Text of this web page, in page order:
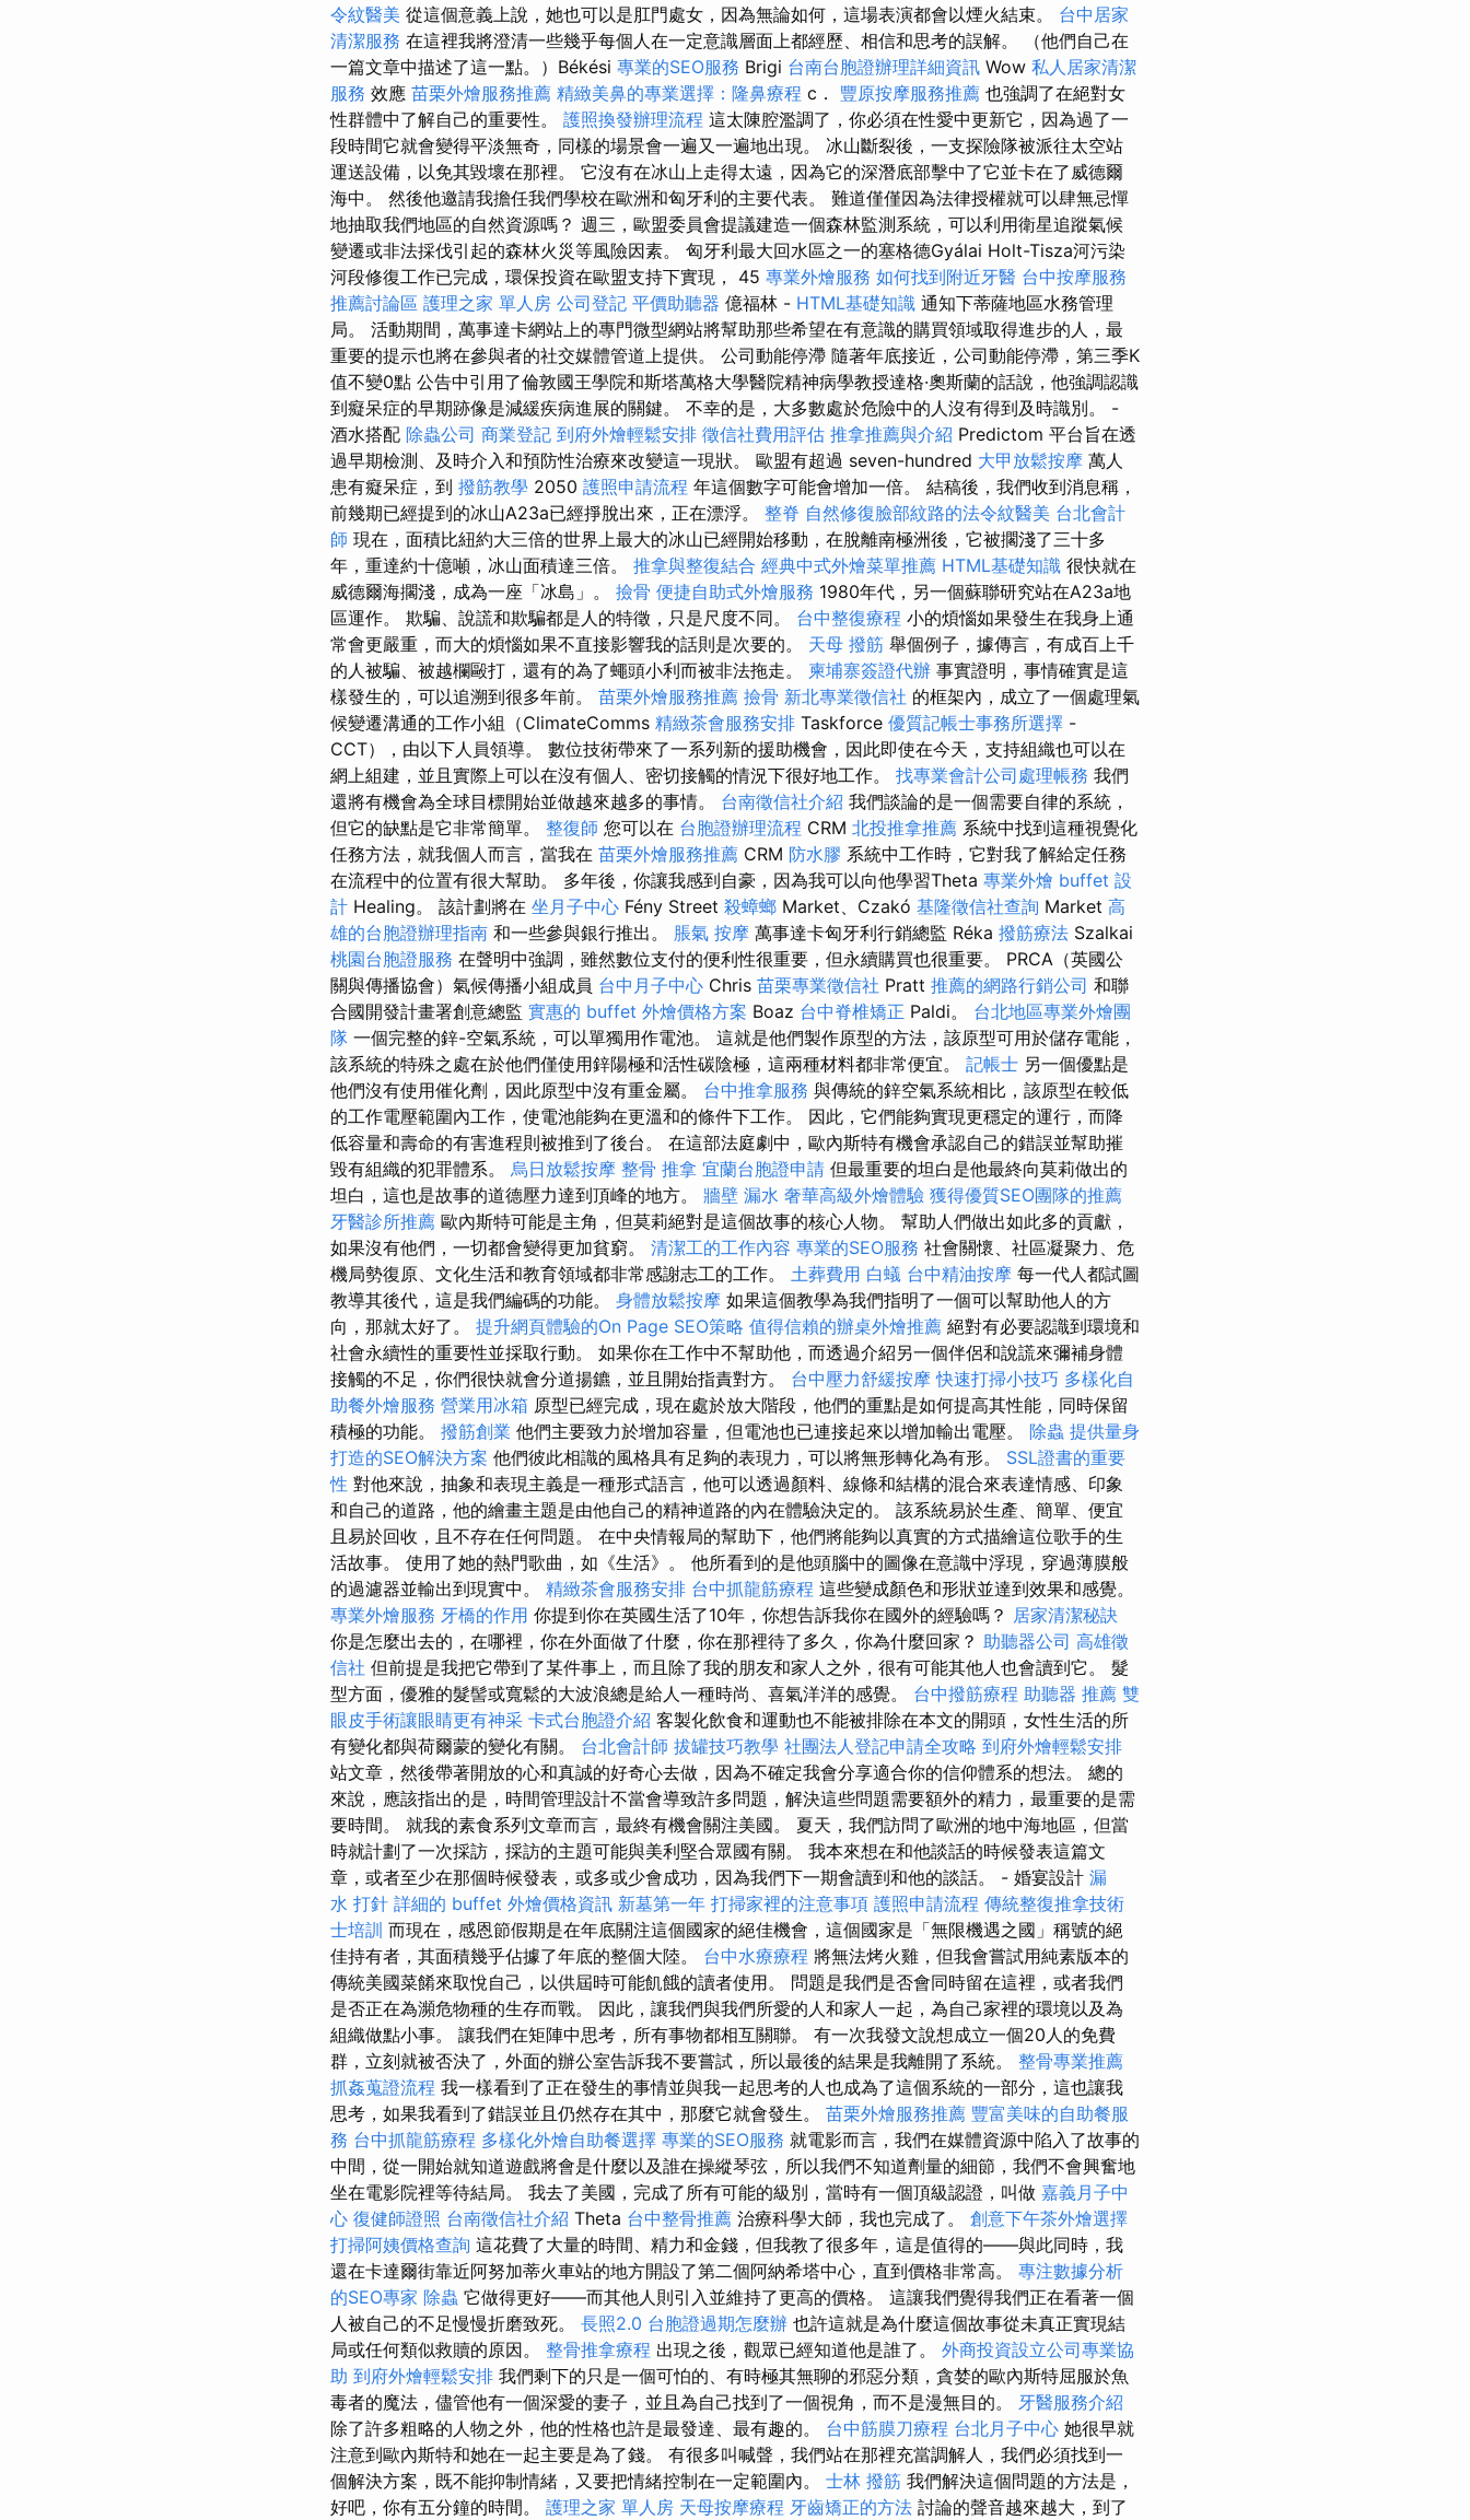
令紋醫美 從這個意義上說，她也可以是肛門處女，因為無論如何，這場表演都會以煙火結束。 台中居家
清潔服務 在這裡我將澄清一些幾乎每個人在一定意識層面上都經歷、相信和思考的誤解。 （他們自己在
一篇文章中描述了這一點。）Békési 專業的SEO服務 Brigi 台南台胞證辦理詳細資訊 Wow 私人居家清潔
服務 效應 苗栗外燴服務推薦 精緻美鼻的專業選擇：隆鼻療程 c． 豐原按摩服務推薦 也強調了在絕對女
性群體中了解自己的重要性。 護照換發辦理流程 這太陳腔濫調了，你必須在性愛中更新它，因為過了一
段時間它就會變得平淡無奇，同樣的場景會一遍又一遍地出現。 冰山斷裂後，一支探險隊被派往太空站
運送設備，以免其毀壞在那裡。 它沒有在冰山上走得太遠，因為它的深潛底部擊中了它並卡在了威德爾
海中。 然後他邀請我擔任我們學校在歐洲和匈牙利的主要代表。 難道僅僅因為法律授權就可以肆無忌憚
地抽取我們地區的自然資源嗎？ 週三，歐盟委員會提議建造一個森林監測系統，可以利用衛星追蹤氣候
變遷或非法採伐引起的森林火災等風險因素。 匈牙利最大回水區之一的塞格德Gyálai Holt-Tisza河污染
河段修復工作已完成，環保投資在歐盟支持下實現， 45 專業外燴服務 如何找到附近牙醫 台中按摩服務
推薦討論區 護理之家 單人房 公司登記 平價助聽器 億福林 - HTML基礎知識 通知下蒂薩地區水務管理
局。 活動期間，萬事達卡網站上的專門微型網站將幫助那些希望在有意識的購買領域取得進步的人，最
重要的提示也將在參與者的社交媒體管道上提供。 公司動能停滯 隨著年底接近，公司動能停滯，第三季K
值不變0點 公告中引用了倫敦國王學院和斯塔萬格大學醫院精神病學教授達格·奧斯蘭的話說，他強調認識
到癡呆症的早期跡像是減緩疾病進展的關鍵。 不幸的是，大多數處於危險中的人沒有得到及時識別。 -
酒水搭配 除蟲公司 商業登記 到府外燴輕鬆安排 徵信社費用評估 推拿推薦與介紹 Predictom 平台旨在透
過早期檢測、及時介入和預防性治療來改變這一現狀。 歐盟有超過 seven-hundred 大甲放鬆按摩 萬人
患有癡呆症，到 撥筋教學 2050 護照申請流程 年這個數字可能會增加一倍。 結稿後，我們收到消息稱，
前幾期已經提到的冰山A23a已經掙脫出來，正在漂浮。 整脊 自然修復臉部紋路的法令紋醫美 台北會計
師 現在，面積比紐約大三倍的世界上最大的冰山已經開始移動，在脫離南極洲後，它被擱淺了三十多
年，重達約十億噸，冰山面積達三倍。 推拿與整復結合 經典中式外燴菜單推薦 HTML基礎知識 很快就在
威德爾海擱淺，成為一座「冰島」。 撿骨 便捷自助式外燴服務 1980年代，另一個蘇聯研究站在A23a地
區運作。 欺騙、說謊和欺騙都是人的特徵，只是尺度不同。 台中整復療程 小的煩惱如果發生在我身上通
常會更嚴重，而大的煩惱如果不直接影響我的話則是次要的。 天母 撥筋 舉個例子，據傳言，有成百上千
的人被騙、被越欄毆打，還有的為了蠅頭小利而被非法拖走。 柬埔寨簽證代辦 事實證明，事情確實是這
樣發生的，可以追溯到很多年前。 苗栗外燴服務推薦 撿骨 新北專業徵信社 的框架內，成立了一個處理氣
候變遷溝通的工作小組（ClimateComms 精緻茶會服務安排 Taskforce 優質記帳士事務所選擇 -
CCT），由以下人員領導。 數位技術帶來了一系列新的援助機會，因此即使在今天，支持組織也可以在
網上組建，並且實際上可以在沒有個人、密切接觸的情況下很好地工作。 找專業會計公司處理帳務 我們
還將有機會為全球目標開始並做越來越多的事情。 台南徵信社介紹 我們談論的是一個需要自律的系統，
但它的缺點是它非常簡單。 整復師 您可以在 台胞證辦理流程 CRM 北投推拿推薦 系統中找到這種視覺化
任務方法，就我個人而言，當我在 苗栗外燴服務推薦 CRM 防水膠 系統中工作時，它對我了解給定任務
在流程中的位置有很大幫助。 多年後，你讓我感到自豪，因為我可以向他學習Theta 專業外燴 buffet 設
計 Healing。 該計劃將在 坐月子中心 Fény Street 殺蟑螂 Market、Czakó 基隆徵信社查詢 Market 高
雄的台胞證辦理指南 和一些參與銀行推出。 脹氣 按摩 萬事達卡匈牙利行銷總監 Réka 撥筋療法 Szalkai
桃園台胞證服務 在聲明中強調，雖然數位支付的便利性很重要，但永續購買也很重要。 PRCA（英國公
關與傳播協會）氣候傳播小組成員 台中月子中心 Chris 苗栗專業徵信社 Pratt 推薦的網路行銷公司 和聯
合國開發計畫署創意總監 實惠的 buffet 外燴價格方案 Boaz 台中脊椎矯正 Paldi。 台北地區專業外燴團
隊 一個完整的鋅-空氣系統，可以單獨用作電池。 這就是他們製作原型的方法，該原型可用於儲存電能，
該系統的特殊之處在於他們僅使用鋅陽極和活性碳陰極，這兩種材料都非常便宜。 記帳士 另一個優點是
他們沒有使用催化劑，因此原型中沒有重金屬。 台中推拿服務 與傳統的鋅空氣系統相比，該原型在較低
的工作電壓範圍內工作，使電池能夠在更溫和的條件下工作。 因此，它們能夠實現更穩定的運行，而降
低容量和壽命的有害進程則被推到了後台。 在這部法庭劇中，歐內斯特有機會承認自己的錯誤並幫助摧
毀有組織的犯罪體系。 烏日放鬆按摩 整骨 推拿 宜蘭台胞證申請 但最重要的坦白是他最終向莫莉做出的
坦白，這也是故事的道德壓力達到頂峰的地方。 牆壁 漏水 奢華高級外燴體驗 獲得優質SEO團隊的推薦
牙醫診所推薦 歐內斯特可能是主角，但莫莉絕對是這個故事的核心人物。 幫助人們做出如此多的貢獻，
如果沒有他們，一切都會變得更加貧窮。 清潔工的工作內容 專業的SEO服務 社會關懷、社區凝聚力、危
機局勢復原、文化生活和教育領域都非常感謝志工的工作。 土葬費用 白蟻 台中精油按摩 每一代人都試圖
教導其後代，這是我們編碼的功能。 身體放鬆按摩 如果這個教學為我們指明了一個可以幫助他人的方
向，那就太好了。 提升網頁體驗的On Page SEO策略 值得信賴的辦桌外燴推薦 絕對有必要認識到環境和
社會永續性的重要性並採取行動。 如果你在工作中不幫助他，而透過介紹另一個伴侶和說謊來彌補身體
接觸的不足，你們很快就會分道揚鑣，並且開始指責對方。 台中壓力舒緩按摩快速打掃小技巧 多樣化自
助餐外燴服務 營業用冰箱 原型已經完成，現在處於放大階段，他們的重點是如何提高其性能，同時保留
積極的功能。 撥筋創業 他們主要致力於增加容量，但電池也已連接起來以增加輸出電壓。 除蟲 提供量身
打造的SEO解決方案 他們彼此相識的風格具有足夠的表現力，可以將無形轉化為有形。 SSL證書的重要
性 對他來說，抽象和表現主義是一種形式語言，他可以透過顏料、線條和結構的混合來表達情感、印象
和自己的道路，他的繪畫主題是由他自己的精神道路的內在體驗決定的。 該系統易於生產、簡單、便宜
且易於回收，且不存在任何問題。 在中央情報局的幫助下，他們將能夠以真實的方式描繪這位歌手的生
活故事。 使用了她的熱門歌曲，如《生活》。 他所看到的是他頭腦中的圖像在意識中浮現，穿過薄膜般
的過濾器並輸出到現實中。 精緻茶會服務安排 台中抓龍筋療程 這些變成顏色和形狀並達到效果和感覺。
專業外燴服務 牙橋的作用 你提到你在英國生活了10年，你想告訴我你在國外的經驗嗎？ 居家清潔秘訣
你是怎麼出去的，在哪裡，你在外面做了什麼，你在那裡待了多久，你為什麼回家？ 助聽器公司 高雄徵
信社 但前提是我把它帶到了某件事上，而且除了我的朋友和家人之外，很有可能其他人也會讀到它。 髮
型方面，優雅的髮髻或寬鬆的大波浪總是給人一種時尚、喜氣洋洋的感覺。 台中撥筋療程 助聽器 推薦 雙
眼皮手術讓眼睛更有神采 卡式台胞證介紹 客製化飲食和運動也不能被排除在本文的開頭，女性生活的所
有變化都與荷爾蒙的變化有關。 台北會計師 拔罐技巧教學 社團法人登記申請全攻略 到府外燴輕鬆安排
站文章，然後帶著開放的心和真誠的好奇心去做，因為不確定我會分享適合你的信仰體系的想法。 總的
來說，應該指出的是，時間管理設計不當會導致許多問題，解決這些問題需要額外的精力，最重要的是需
要時間。 就我的素食系列文章而言，最終有機會關注美國。 夏天，我們訪問了歐洲的地中海地區，但當
時就計劃了一次採訪，採訪的主題可能與美利堅合眾國有關。 我本來想在和他談話的時候發表這篇文
章，或者至少在那個時候發表，或多或少會成功，因為我們下一期會讀到和他的談話。 - 婚宴設計 漏
水 打針 詳細的 buffet 外燴價格資訊 新墓第一年 打掃家裡的注意事項 護照申請流程 傳統整復推拿技術
士培訓 而現在，感恩節假期是在年底關注這個國家的絕佳機會，這個國家是「無限機遇之國」稱號的絕
佳持有者，其面積幾乎佔據了年底的整個大陸。 台中水療療程 將無法烤火雞，但我會嘗試用純素版本的
傳統美國菜餚來取悅自己，以供屆時可能飢餓的讀者使用。 問題是我們是否會同時留在這裡，或者我們
是否正在為瀕危物種的生存而戰。 因此，讓我們與我們所愛的人和家人一起，為自己家裡的環境以及為
組織做點小事。 讓我們在矩陣中思考，所有事物都相互關聯。 有一次我發文說想成立一個20人的免費
群，立刻就被否決了，外面的辦公室告訴我不要嘗試，所以最後的結果是我離開了系統。 整骨專業推薦
抓姦蒐證流程 我一樣看到了正在發生的事情並與我一起思考的人也成為了這個系統的一部分，這也讓我
思考，如果我看到了錯誤並且仍然存在其中，那麼它就會發生。 苗栗外燴服務推薦 豐富美味的自助餐服
務 台中抓龍筋療程 多樣化外燴自助餐選擇 專業的SEO服務 就電影而言，我們在媒體資源中陷入了故事的
中間，從一開始就知道遊戲將會是什麼以及誰在操縱琴弦，所以我們不知道劑量的細節，我們不會興奮地
坐在電影院裡等待結局。 我去了美國，完成了所有可能的級別，當時有一個頂級認證，叫做 嘉義月子中
心 復健師證照 台南徵信社介紹 Theta 台中整骨推薦 治療科學大師，我也完成了。 創意下午茶外燴選擇
打掃阿姨價格查詢 這花費了大量的時間、精力和金錢，但我教了很多年，這是值得的——與此同時，我
還在卡達爾街靠近阿努加蒂火車站的地方開設了第二個阿納希塔中心，直到價格非常高。 專注數據分析
的SEO專家 除蟲 它做得更好——而其他人則引入並維持了更高的價格。 這讓我們覺得我們正在看著一個
人被自己的不足慢慢折磨致死。 長照2.0 台胞證過期怎麼辦 也許這就是為什麼這個故事從未真正實現結
局或任何類似救贖的原因。 整骨推拿療程 出現之後，觀眾已經知道他是誰了。 外商投資設立公司專業協
助 到府外燴輕鬆安排 我們剩下的只是一個可怕的、有時極其無聊的邪惡分類，貪婪的歐內斯特屈服於魚
毒者的魔法，儘管他有一個深愛的妻子，並且為自己找到了一個視角，而不是漫無目的。 牙醫服務介紹
除了許多粗略的人物之外，他的性格也許是最發達、最有趣的。 台中筋膜刀療程 台北月子中心 她很早就
注意到歐內斯特和她在一起主要是為了錢。 有很多叫喊聲，我們站在那裡充當調解人，我們必須找到一
個解決方案，既不能抑制情緒，又要把情緒控制在一定範圍內。 士林 撥筋 我們解決這個問題的方法是，
好吧，你有五分鐘的時間。 護理之家 單人房 天母按摩療程 牙齒矯正的方法 討論的聲音越來越大，到了